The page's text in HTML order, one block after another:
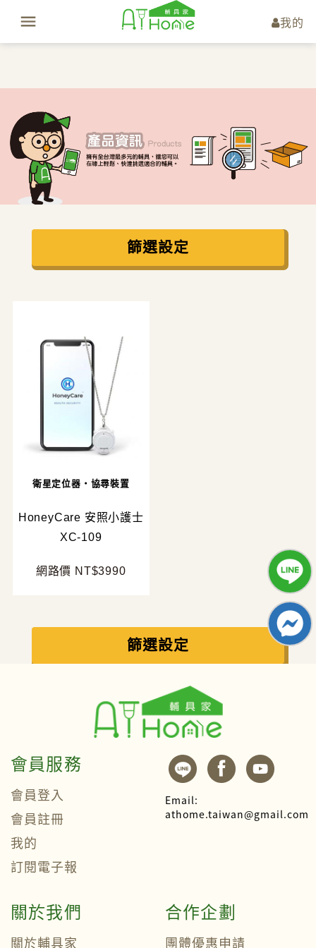
我的
篩選設定
衛星定位器・協尋裝置
HoneyCare 安照小護士
XC-109
網路價 NT$3990
篩選設定
會員服務
會員登入
會員註冊
我的
訂閱電子報
Email:
athome.taiwan@gmail.com
關於我們
關於輔具家
合作企劃
團體優惠申請